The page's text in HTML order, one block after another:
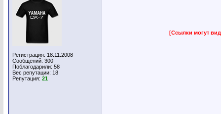
Регистрация: 18.11.2008
Сообщений: 300
Поблагодарили: 58
Вес репутации: 18
Репутация: 21
[Ссылки могут